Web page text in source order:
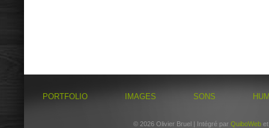
PORTFOLIO IMAGES SONS
© 2026 Olivier Bruel | Intégré par QuiboWeb